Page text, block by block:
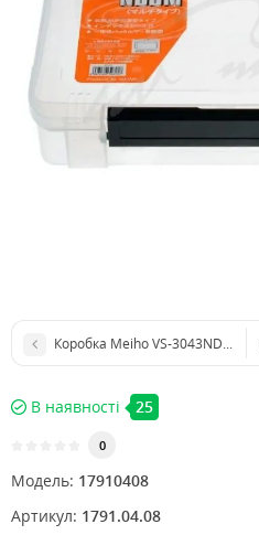
Коробка Meiho VS-3043NDD
В наявності 25
0
Модель: 17910408
Артикул: 1791.04.08